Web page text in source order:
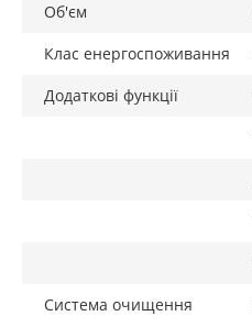
Об'єм
Клас енергоспоживання
Додаткові функції
Система очищення